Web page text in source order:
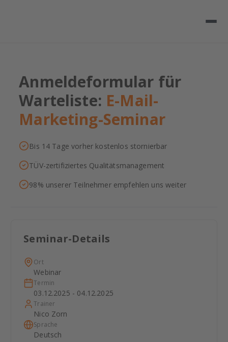
Anmeldeformular für
Warteliste: E-Mail-
Marketing-Seminar
Bis 14 Tage vorher kostenlos stornierbar
TÜV-zertifiziertes Qualitätsmanagement
98% unserer Teilnehmer empfehlen uns weiter
Seminar-Details
Ort
Webinar
Termin
03.12.2025 - 04.12.2025
Trainer
Nico Zorn
Sprache
Deutsch